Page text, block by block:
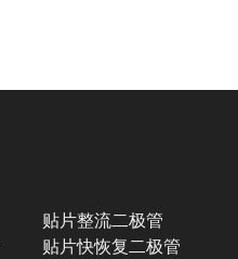
贴片整流二极管
贴片快恢复二极管